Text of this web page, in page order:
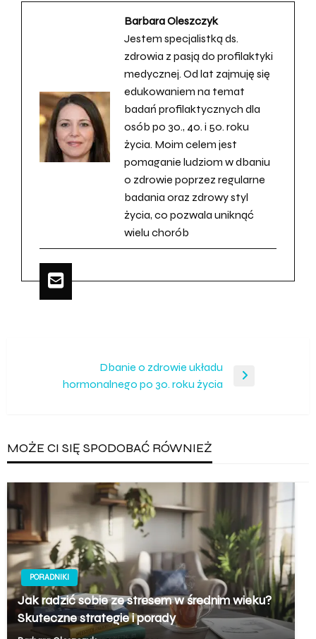
Barbara Oleszczyk
Jestem specjalistką ds.
zdrowia z pasją do profilaktyki
medycznej. Od lat zajmuję się
edukowaniem na temat
badań profilaktycznych dla
osób po 30., 40. i 50. roku
życia. Moim celem jest
pomaganie ludziom w dbaniu
o zdrowie poprzez regularne
badania oraz zdrowy styl
życia, co pozwala uniknąć
wielu chorób
Następny
Dbanie o zdrowie układu
hormonalnego po 30. roku życia
MOŻE CI SIĘ SPODOBAĆ RÓWNIEŻ
PORADNIKI
Jak radzić sobie ze stresem w średnim wieku?
Skuteczne strategie i porady